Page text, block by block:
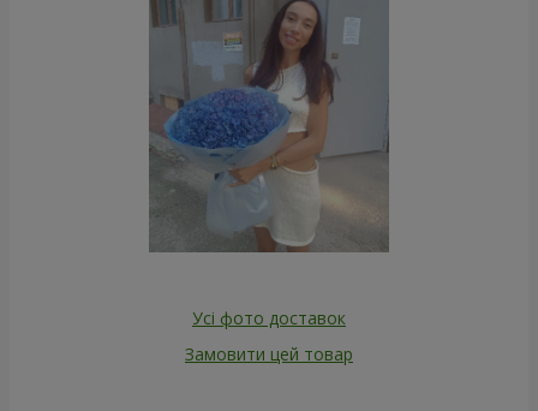
Усі фото доставок
Замовити цей товар